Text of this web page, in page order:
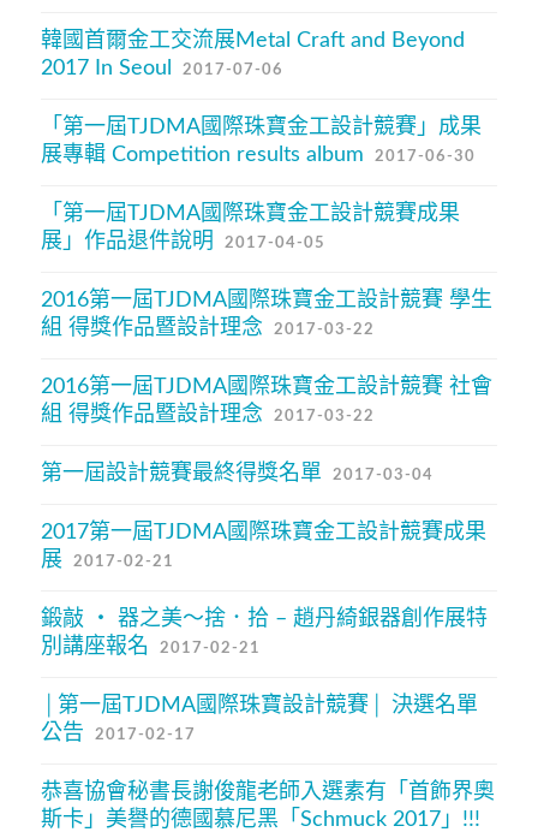
韓國首爾金工交流展Metal Craft and Beyond
2017 In Seoul
2017-07-06
「第一屆TJDMA國際珠寶金工設計競賽」成果
展專輯 Competition results album
2017-06-30
「第一屆TJDMA國際珠寶金工設計競賽成果
展」作品退件說明
2017-04-05
2016第一屆TJDMA國際珠寶金工設計競賽 學生
組 得獎作品暨設計理念
2017-03-22
2016第一屆TJDMA國際珠寶金工設計競賽 社會
組 得獎作品暨設計理念
2017-03-22
第一屆設計競賽最終得獎名單 2017-03-04
2017第一屆TJDMA國際珠寶金工設計競賽成果
展
2017-02-21
鍛敲 ‧ 器之美～捨．拾 – 趙丹綺銀器創作展特
別講座報名
2017-02-21
│第一屆TJDMA國際珠寶設計競賽│ 決選名單
公告
2017-02-17
恭喜協會秘書長謝俊龍老師入選素有「首飾界奧
斯卡」美譽的德國慕尼黑「Schmuck 2017」!!!